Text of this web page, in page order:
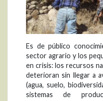
Es de público
sector agrario y los
en crisis: los recursos
deterioran sin llegar a
(agua, suelo,
sistemas de